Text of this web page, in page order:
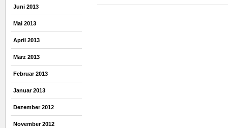
Juni 2013
Mai 2013
April 2013
März 2013
Februar 2013
Januar 2013
Dezember 2012
November 2012